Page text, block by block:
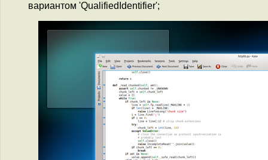
вариантом 'QualifiedIdentifier';